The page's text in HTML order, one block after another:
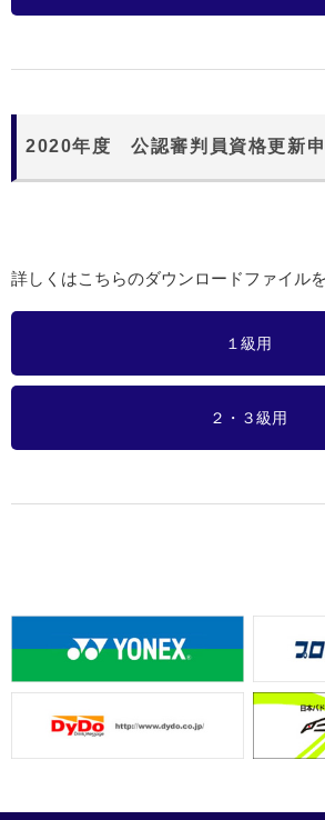
2020年度 公認審判員資格更新申
詳しくはこちらのダウンロードファイル
１級用
２・３級用